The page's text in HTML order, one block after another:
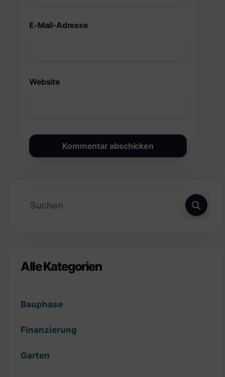
E-Mail-Adresse
Website
Alle Kategorien
Bauphase
Finanzierung
Garten